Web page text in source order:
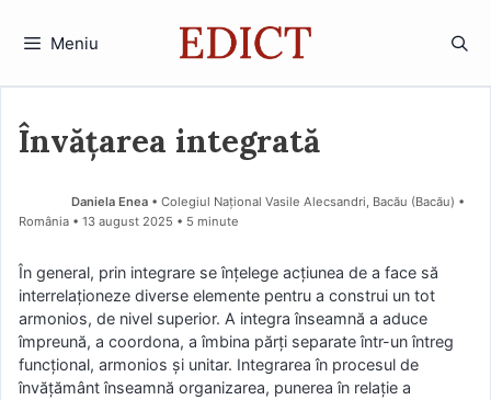
Meniu
Învățarea integrată
Daniela Enea • Colegiul Național Vasile Alecsandri, Bacău (Bacău) •
România
13 august 2025 • 5 minute
În general, prin integrare se înţelege acţiunea de a face să
interrelaţioneze diverse elemente pentru a construi un tot
armonios, de nivel superior. A integra înseamnă a aduce
împreună, a coordona, a îmbina părţi separate într-un întreg
funcţional, armonios şi unitar. Integrarea în procesul de
învăţământ înseamnă organizarea, punerea în relaţie a